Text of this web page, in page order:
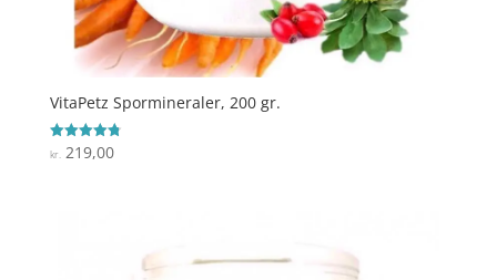
VitaPetz Spormineraler, 200 gr.
Vurderet
4.8
kr.219,00